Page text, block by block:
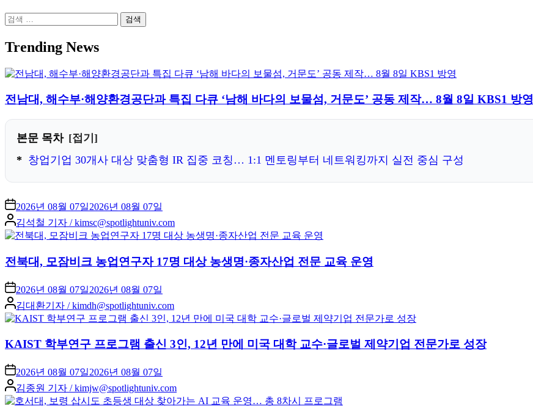
검
Trending News
전남대, 해수부·해양환경공단과 특집 다큐 ‘남해 바다의 보물섬, 거문도’ 공동 제작… 8월 8일 KBS1 방영
본문 목차
접기
창업기업 30개사 대상 맞춤형 IR 집중 코칭… 1:1 멘토링부터 네트워킹까지 실전 중심 구성
2026년 08월 07일2026년 08월 07일
Posted
by
김석철 기자 / kimsc@spotlightuniv.com
전북대, 모잠비크 농업연구자 17명 대상 농생명·종자산업 전문 교육 운영
2026년 08월 07일2026년 08월 07일
Posted
by
김대환기자 / kimdh@spotlightuniv.com
KAIST 학부연구 프로그램 출신 3인, 12년 만에 미국 대학 교수·글로벌 제약기업 전문가로 성장
2026년 08월 07일2026년 08월 07일
Posted
by
김종원 기자 / kimjw@spotlightuniv.com